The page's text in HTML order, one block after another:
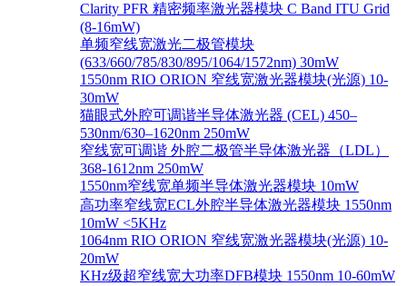
Clarity PFR 精密频率激光器模块 C Band ITU Grid
(8-16mW)
单频窄线宽激光二极管模块
(633/660/785/830/895/1064/1572nm) 30mW
1550nm RIO ORION 窄线宽激光器模块(光源) 10-
30mW
猫眼式外腔可调谐半导体激光器 (CEL) 450–
530nm/630–1620nm 250mW
窄线宽可调谐 外腔二极管半导体激光器（LDL）
368-1612nm 250mW
1550nm窄线宽单频半导体激光器模块 10mW
高功率窄线宽ECL外腔半导体激光器模块 1550nm
10mW <5KHz
1064nm RIO ORION 窄线宽激光器模块(光源) 10-
20mW
KHz级超窄线宽大功率DFB模块 1550nm 10-60mW